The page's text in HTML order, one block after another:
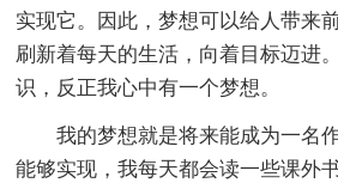
实现它。因此，梦想可以给人带来
刷新着每天的生活，向着目标迈进
识，反正我心中有一个梦想。
我的梦想就是将来能成为一名
能够实现，我每天都会读一些课外